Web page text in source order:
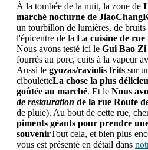
À la tombée de la nuit, la zone de
marché nocturne de
un tourbillon de lumières, de bruits
l'épicentre de la La cuisine de
Nous avons testé ici le Gui Bao Zi
fourrés au porc, cuits à la vapeur
Aussi le gyozas/raviolis frits sur
cibouletteLa chose la plus
goûtée au marché. Et le Nous
de restauration de la rue Route
de pluie). Au bout de cette rue,
piments géants pour prendre
souvenirTout cela, et bien plus
vous est présenté en détail dans